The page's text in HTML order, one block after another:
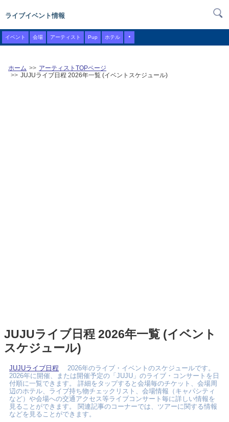
ライブイベント情報
イベント 会場 アーティスト Pup ホテル ・
ホーム
アーティストTOPページ
JUJUライブ日程 2026年一覧 (イベントスケジュール)
JUJUライブ日程 2026年一覧 (イベント
スケジュール)
JUJUライブ日程 2026年のライブ・イベントのスケジュールです。
2026年に開催、または開催予定の「JUJU」のライブ・コンサートを日
付順に一覧できます。 詳細をタップすると会場毎のチケット、会場周
辺のホテル、ライブ持ち物チェックリスト、会場情報（キャパシティ
など）や会場への交通アクセス等ライブコンサート毎に詳しい情報を
見ることができます。 関連記事のコーナーでは、ツアーに関する情報
などを見ることができます。